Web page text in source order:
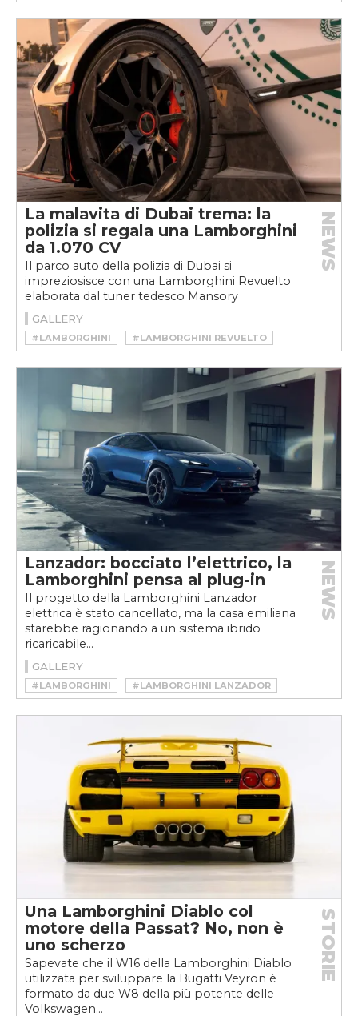
La malavita di Dubai trema: la
polizia si regala una Lamborghini
da 1.070 CV
Il parco auto della polizia di Dubai si
impreziosisce con una Lamborghini Revuelto
elaborata dal tuner tedesco Mansory
NEWS
GALLERY
#LAMBORGHINI #LAMBORGHINI REVUELTO
Lanzador: bocciato l’elettrico, la
Lamborghini pensa al plug-in
Il progetto della Lamborghini Lanzador
elettrica è stato cancellato, ma la casa emiliana
starebbe ragionando a un sistema ibrido
ricaricabile...
NEWS
GALLERY
#LAMBORGHINI #LAMBORGHINI LANZADOR
Una Lamborghini Diablo col
motore della Passat? No, non è
uno scherzo
Sapevate che il W16 della Lamborghini Diablo
utilizzata per sviluppare la Bugatti Veyron è
formato da due W8 della più potente delle
Volkswagen...
STORIE